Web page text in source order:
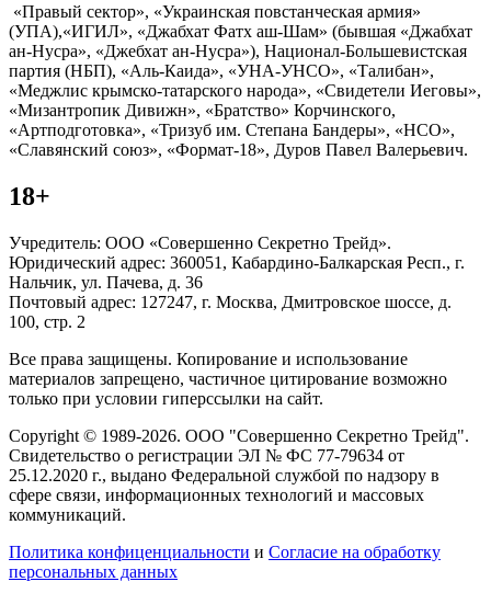
«Правый сектор», «Украинская повстанческая армия»
(УПА),«ИГИЛ», «Джабхат Фатх аш-Шам» (бывшая «Джабхат
ан-Нусра», «Джебхат ан-Нусра»), Национал-Большевистская
партия (НБП), «Аль-Каида», «УНА-УНСО», «Талибан»,
«Меджлис крымско-татарского народа», «Свидетели Иеговы»,
«Мизантропик Дивижн», «Братство» Корчинского,
«Артподготовка», «Тризуб им. Степана Бандеры», «НСО»,
«Славянский союз», «Формат-18», Дуров Павел Валерьевич.
18+
Учредитель: ООО «Совершенно Секретно Трейд».
Юридический адрес: 360051, Кабардино-Балкарская Респ., г.
Нальчик, ул. Пачева, д. 36
Почтовый адрес: 127247, г. Москва, Дмитровское шоссе, д.
100, стр. 2
Все права защищены. Копирование и использование
материалов запрещено, частичное цитирование возможно
только при условии гиперссылки на сайт.
Copyright © 1989-2026. ООО "Совершенно Секретно Трейд".
Свидетельство о регистрации ЭЛ № ФС 77-79634 от
25.12.2020 г., выдано Федеральной службой по надзору в
сфере связи, информационных технологий и массовых
коммуникаций.
Политика конфиценциальности и Согласие на обработку
персональных данных